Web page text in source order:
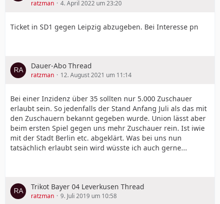
ratzman 4. April 2022 um 23:20
Ticket in SD1 gegen Leipzig abzugeben. Bei Interesse pn
Dauer-Abo Thread
ratzman 12. August 2021 um 11:14
Bei einer Inzidenz über 35 sollten nur 5.000 Zuschauer
erlaubt sein. So jedenfalls der Stand Anfang Juli als das mit
den Zuschauern bekannt gegeben wurde. Union lässt aber
beim ersten Spiel gegen uns mehr Zuschauer rein. Ist iwie
mit der Stadt Berlin etc. abgeklärt. Was bei uns nun
tatsächlich erlaubt sein wird wüsste ich auch gerne...
Trikot Bayer 04 Leverkusen Thread
ratzman 9. Juli 2019 um 10:58